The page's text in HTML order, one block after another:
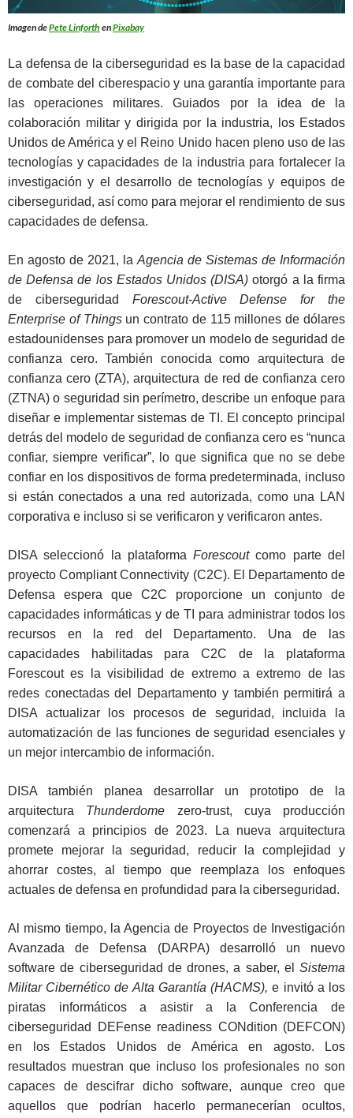
Imagen dePete Linforth enPixabay
La defensa de la ciberseguridad es la base de la capacidad
de combate del ciberespacio y una garantía importante para
las operaciones militares. Guiados por la idea de la
colaboración militar y dirigida por la industria, los Estados
Unidos de América y el Reino Unido hacen pleno uso de las
tecnologías y capacidades de la industria para fortalecer la
investigación y el desarrollo de tecnologías y equipos de
ciberseguridad, así como para mejorar el rendimiento de sus
capacidades de defensa.
En agosto de 2021, la Agencia de Sistemas de Información
de Defensa de los Estados Unidos (DISA) otorgó a la firma
de ciberseguridad Forescout-Active Defense for the
Enterprise of Things un contrato de 115 millones de dólares
estadounidenses para promover un modelo de seguridad de
confianza cero. También conocida como arquitectura de
confianza cero (ZTA), arquitectura de red de confianza cero
(ZTNA) o seguridad sin perímetro, describe un enfoque para
diseñar e implementar sistemas de TI. El concepto principal
detrás del modelo de seguridad de confianza cero es “nunca
confiar, siempre verificar”, lo que significa que no se debe
confiar en los dispositivos de forma predeterminada, incluso
si están conectados a una red autorizada, como una LAN
corporativa e incluso si se verificaron y verificaron antes.
DISA seleccionó la plataformaForescoutcomo parte del
proyecto Compliant Connectivity (C2C). El Departamento de
Defensa espera que C2C proporcione un conjunto de
capacidades informáticas y de TI para administrar todos los
recursos en la red del Departamento. Una de las
capacidades habilitadas para C2C de la plataforma
Forescout es la visibilidad de extremo a extremo de las
redes conectadas del Departamento y también permitirá a
DISA actualizar los procesos de seguridad, incluida la
automatización de las funciones de seguridad esenciales y
un mejor intercambio de información.
DISA también planea desarrollar un prototipo de la
arquitectura Thunderdome zero-trust, cuya producción
comenzará a principios de 2023. La nueva arquitectura
promete mejorar la seguridad, reducir la complejidad y
ahorrar costes, al tiempo que reemplaza los enfoques
actuales de defensa en profundidad para la ciberseguridad.
Al mismo tiempo, la Agencia de Proyectos de Investigación
Avanzada de Defensa (DARPA) desarrolló un nuevo
software de ciberseguridad de drones, a saber, el Sistema
Militar Cibernético de Alta Garantía (HACMS), e invitó a los
piratas informáticos a asistir a la Conferencia de
ciberseguridad DEFense readiness CONdition (DEFCON)
en los Estados Unidos de América en agosto. Los
resultados muestran que incluso los profesionales no son
capaces de descifrar dicho software, aunque creo que
aquellos que podrían hacerlo permanecerían ocultos,